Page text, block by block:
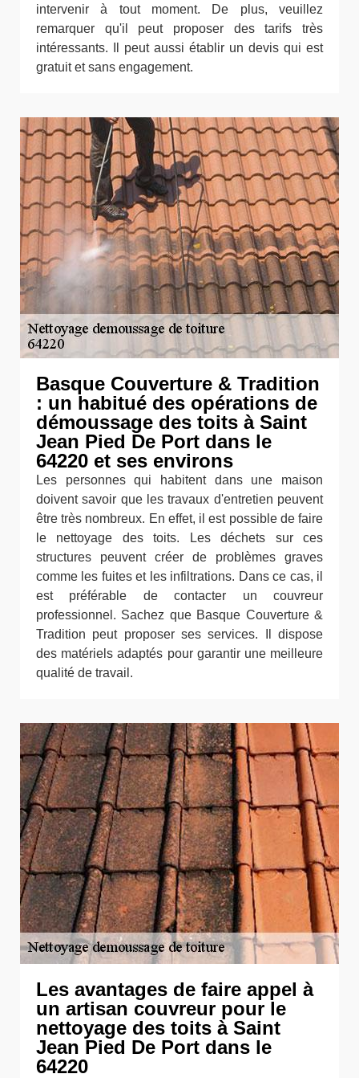
intervenir à tout moment. De plus, veuillez
remarquer qu'il peut proposer des tarifs très
intéressants. Il peut aussi établir un devis qui est
gratuit et sans engagement.
Basque Couverture & Tradition
: un habitué des opérations de
démoussage des toits à Saint
Jean Pied De Port dans le
64220 et ses environs
Les personnes qui habitent dans une maison
doivent savoir que les travaux d'entretien peuvent
être très nombreux. En effet, il est possible de faire
le nettoyage des toits. Les déchets sur ces
structures peuvent créer de problèmes graves
comme les fuites et les infiltrations. Dans ce cas, il
est préférable de contacter un couvreur
professionnel. Sachez que Basque Couverture &
Tradition peut proposer ses services. Il dispose
des matériels adaptés pour garantir une meilleure
qualité de travail.
Les avantages de faire appel à
un artisan couvreur pour le
nettoyage des toits à Saint
Jean Pied De Port dans le
64220